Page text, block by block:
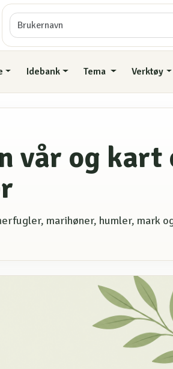
Idebank Tema Verktøy
vår og kart
marihøner, humler, mark